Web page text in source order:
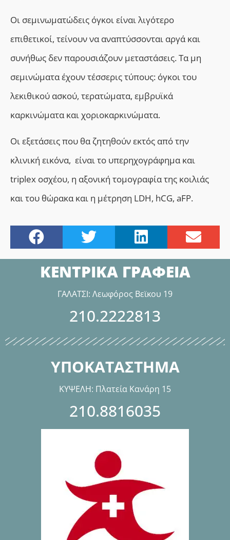
Οι σεμινωματώδεις όγκοι είναι λιγότερο
επιθετικοί, τείνουν να αναπτύσσονται αργά και
συνήθως δεν παρουσιάζουν μεταστάσεις. Τα μη
σεμινώματα έχουν τέσσερις τύπους: όγκοι του
λεκιθικού ασκού, τερατώματα, εμβρυϊκά
καρκινώματα και χοριοκαρκινώματα.
Οι εξετάσεις που θα ζητηθούν εκτός από την
κλινική εικόνα, είναι το υπερηχογράφημα και
triplex οσχέου, η αξονική τομογραφία της κοιλιάς
και του θώρακα και η μέτρηση LDH, hCG, aFP.
ΚΕΝΤΡΙΚΑ ΓΡΑΦΕΙΑ
ΓΑΛΑΤΣΙ: Λεωφόρος Βεϊκου 19
210.2222813
ΥΠΟΚΑΤΑΣΤΗΜΑ
ΚΥΨΕΛΗ: Πλατεία Κανάρη 15
210.8816035